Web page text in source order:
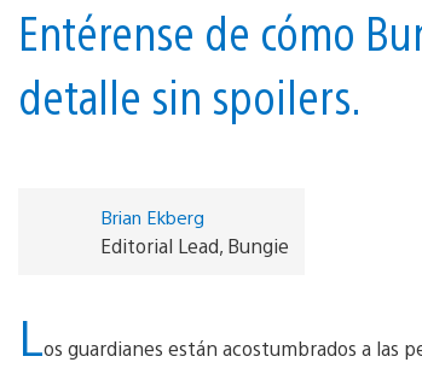
Entérense de cómo
detalle sin spoilers.
Brian Ekberg
Editorial Lead, Bungie
Los guardianes están acostumbrados a las